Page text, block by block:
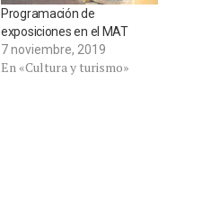
Programación de
exposiciones en el MAT
7 noviembre, 2019
En «Cultura y turismo»